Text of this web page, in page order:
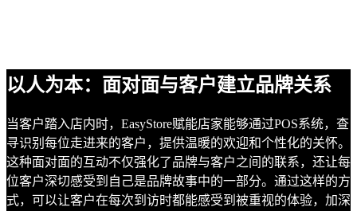
以人为本：面对面与客户建立品牌关系
当客户踏入店内时，EasyStore赋能店家能够通过POS系统，查
寻识别每位走进来的客户，提供温暖的欢迎和个性化的关怀。
这种面对面的互动不仅强化了品牌与客户之间的联系，还让每
位客户深切感受到自己是品牌故事中的一部分。通过这样的方
式，可以让客户在每次到访时都能感受到被重视的体验，加深